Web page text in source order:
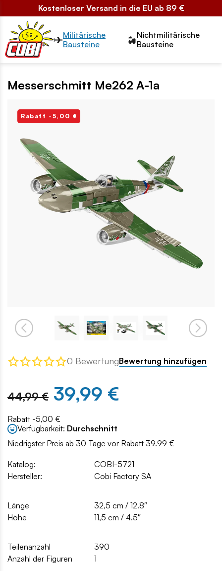
Kostenloser Versand in die EU ab 89 €
Przełącznik segmentów2
Militärische
Bausteine
Nichtmilitärische
Bausteine
Messerschmitt Me262 A-1a
Rabatt -5,00 €
0 BewertungBewertung hinzufügen
44,99 € 39,99 €
Rabatt -5,00 €
Verfügbarkeit: Durchschnitt
Niedrigster Preis ab 30 Tage vor Rabatt 39.99 €
Katalog:
COBI-5721
Hersteller:
Cobi Factory SA
Länge
32,5 cm / 12.8″
Höhe
11,5 cm / 4.5″
Teilenanzahl
390
Anzahl der Figuren
1